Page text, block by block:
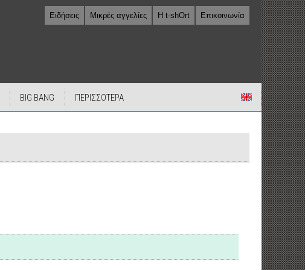
Ειδήσεις Μικρές αγγελίες Η t-shOrt Επικοινωνία
BIG BANG ΠΕΡΙΣΣΟΤΕΡΑ